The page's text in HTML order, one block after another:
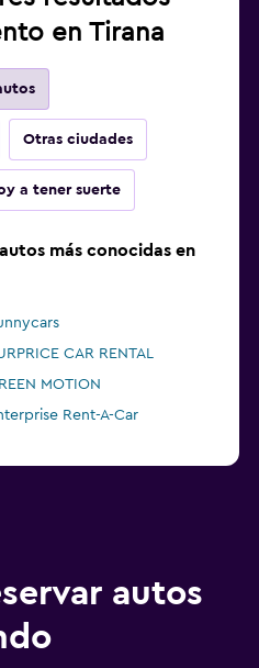
en Tirana
Otras ciudades
a tener suerte
más conocidas en
CAR RENTAL
MOTION
Rent-A-Car
autos